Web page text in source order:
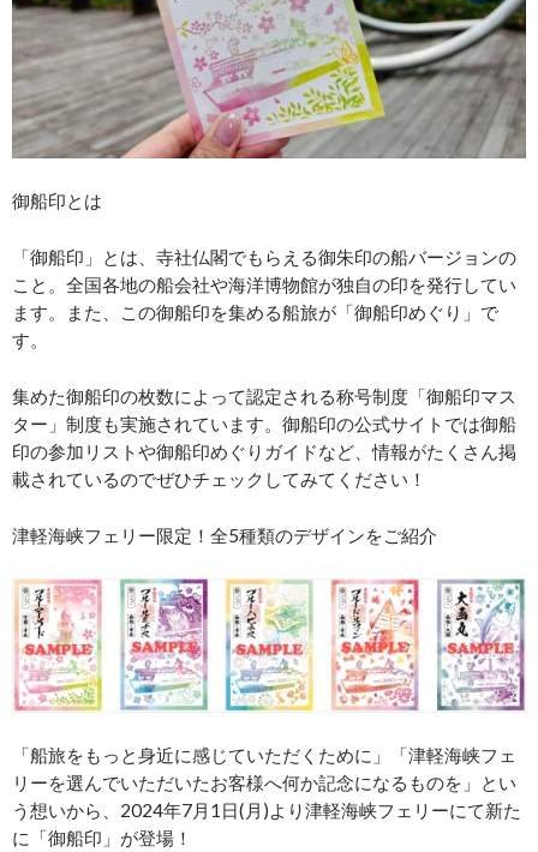
御船印とは
「御船印」とは、寺社仏閣でもらえる御朱印の船バージョンの
こと。全国各地の船会社や海洋博物館が独自の印を発行してい
ます。また、この御船印を集める船旅が「御船印めぐり」で
す。
集めた御船印の枚数によって認定される称号制度「御船印マス
ター」制度も実施されています。御船印の公式サイトでは御船
印の参加リストや御船印めぐりガイドなど、情報がたくさん掲
載されているのでぜひチェックしてみてください！
津軽海峡フェリー限定！全5種類のデザインをご紹介
「船旅をもっと身近に感じていただくために」「津軽海峡フェ
リーを選んでいただいたお客様へ何か記念になるものを」とい
う想いから、2024年7月1日(月)より津軽海峡フェリーにて新た
に「御船印」が登場！